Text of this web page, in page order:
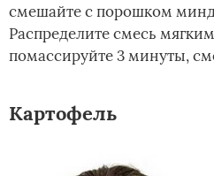
смешайте с порошком
Распределите смесь
помассируйте 3 минуты,
Картофель